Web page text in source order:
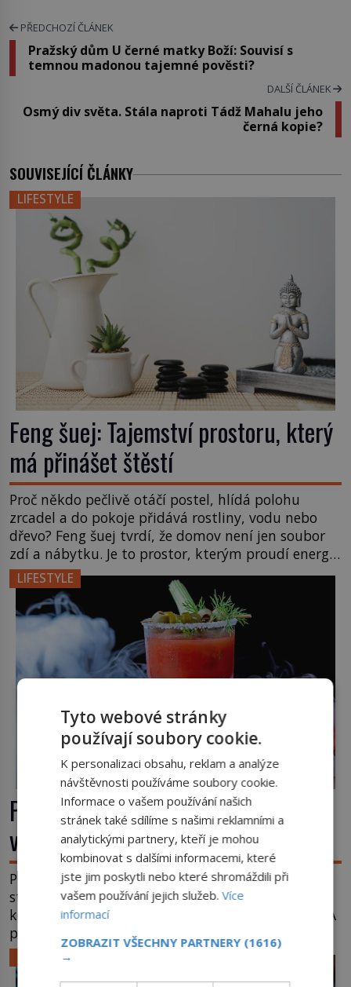
PŘEDCHOZÍ ČLÁNEK
Pražský dům U černé matky Boží: Souvisí s
temnou madonou tajemné pověsti?
DALŠÍ ČLÁNEK
Osmý div světa. Stála naproti Tádž Mahalu jeho
černá kopie?
SOUVISEJÍCÍ ČLÁNKY
LIFESTYLE
Feng šuej: Tajemství prostoru, který
má přinášet štěstí
Proč někdo pečlivě otáčí postel, hlídá polohu
zrcadel a do pokoje přidává rostliny, vodu nebo
dřevo? Feng šuej tvrdí, že domov není jen soubor
zdí a nábytku. Je to prostor, kterým proudí energie
čchi a jeho uspořádání může ovlivňovat, jak se v
něm člověk cítí. Feng šuej má kořeny ve staré Číně
a jeho historie […]
LIFESTYLE
Příběhy slavných koktejlů: Kde se
vzal Manhattan a Bloody Mary?
Promíchejte whiskey, červený vermut, několik
střiků koktejlových bitters a led, sceďte, ozdobte
koktejlovou třešinkou a tadá… Manhattan je tu! A
pokud to má být skutečně on, dejte si pozor, ať
místo klasické americké rye whiskey či klidně
bourbonu nepoužijete skotskou whisku. Co se
LIFESTYLE
Tyto webové stránky
používají soubory cookie.
K personalizaci obsahu, reklam a analýze
návštěvnosti používáme soubory cookie.
Informace o vašem používání našich
stránek také sdílíme s našimi reklamními a
analytickými partnery, kteří je mohou
kombinovat s dalšími informacemi, které
jste jim poskytli nebo které shromáždili při
vašem používání jejich služeb.Více
informací
ZOBRAZIT VŠECHNY PARTNERY (1616)
→